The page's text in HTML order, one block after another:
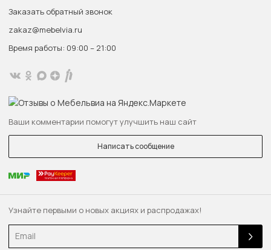
Узнайте первыми о новых акциях и распродажах!
Email
Заказать обратный звонок
zakaz@mebelvia.ru
Время работы: 09:00 – 21:00
Ваши комментарии помогут улучшить наш сайт
Написать сообщение